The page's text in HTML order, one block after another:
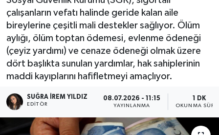
çalışanların vefatı halinde geride kalan aile
bireylerine çeşitli mali destekler sağlıyor. Ölüm
aylığı, ölüm toptan ödemesi, evlenme ödeneği
(çeyiz yardımı) ve cenaze ödeneği olmak üzere
dört başlıkta sunulan yardımlar, hak sahiplerinin
maddi kayıplarını hafifletmeyi amaçlıyor.
SUĞRA İREM YILDIZ
EDITÖR
08.07.2026 - 11:15
YAYINLANMA
1 DK
OKUNMA